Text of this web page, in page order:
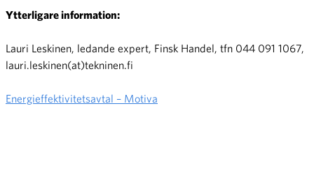
Ytterligare information:
Lauri Leskinen, ledande expert, Finsk Handel, tfn 044 091 1067,
lauri.leskinen(at)tekninen.fi
Energieffektivitetsavtal – Motiva